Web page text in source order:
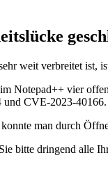
weit verbreitet ist,
Notepad++ vier
CVE-2023-
man durch
bitte dringend alle